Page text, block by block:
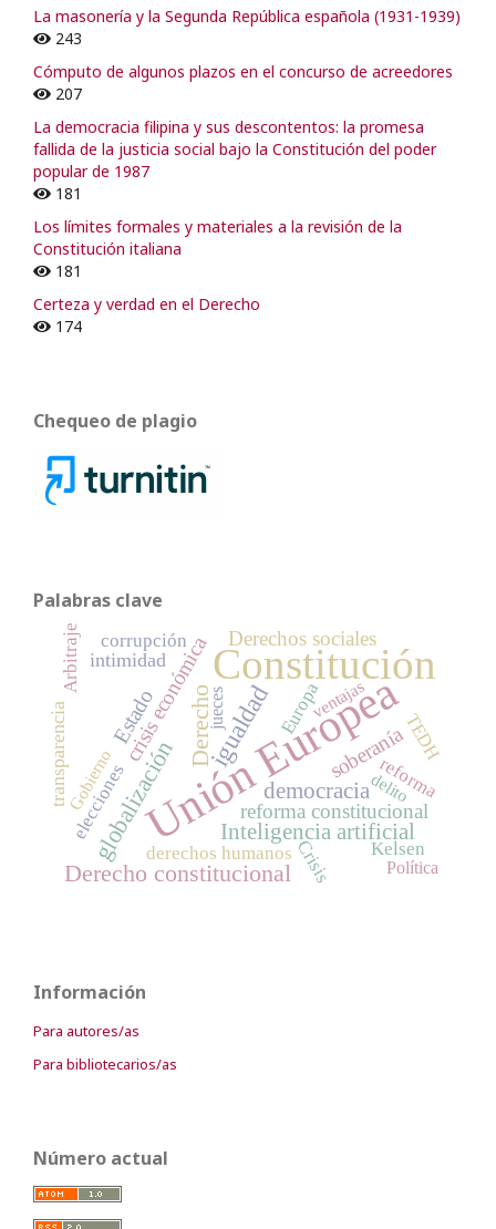
La masonería y la Segunda República española (1931-1939)
243
Cómputo de algunos plazos en el concurso de acreedores
207
La democracia filipina y sus descontentos: la promesa
fallida de la justicia social bajo la Constitución del poder
popular de 1987
181
Los límites formales y materiales a la revisión de la
Constitución italiana
181
Certeza y verdad en el Derecho
174
Chequeo de plagio
Palabras clave
Unión Europea
Constitución
igualdad
globalización
Derecho constitucional
Derecho
democracia
Inteligencia artificial
crisis económica Derechos sociales
Estado
reforma constitucional
soberanía
transparencia
intimidad
Crisis
reforma
TEDH
elecciones
Europa
Arbitraje
derechos humanos
corrupción
Kelsen
Política
Gobierno
jueces
delito
ventajas
Información
Para autores/as
Para bibliotecarios/as
Número actual